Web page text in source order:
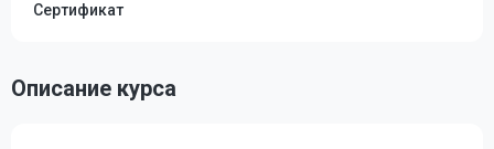
Сертификат
Описание курса